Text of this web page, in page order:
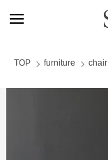
TOP furniture chair